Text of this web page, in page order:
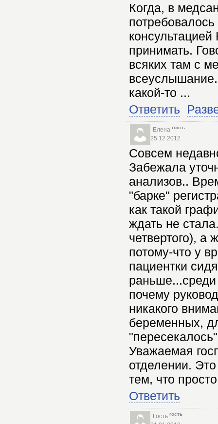
Когда, в
принимать.
всяких там с
какой-то ...
Ответить
Елена гость
25.12.2012
Совсем
Забежала
анализов..
"барке"
как такой
ждать не
четвертого), а
потому-что у
пациентки
почему
никакого
беременных,
Уважаемая
отделении.
тем, что
Ответить
Гость гость